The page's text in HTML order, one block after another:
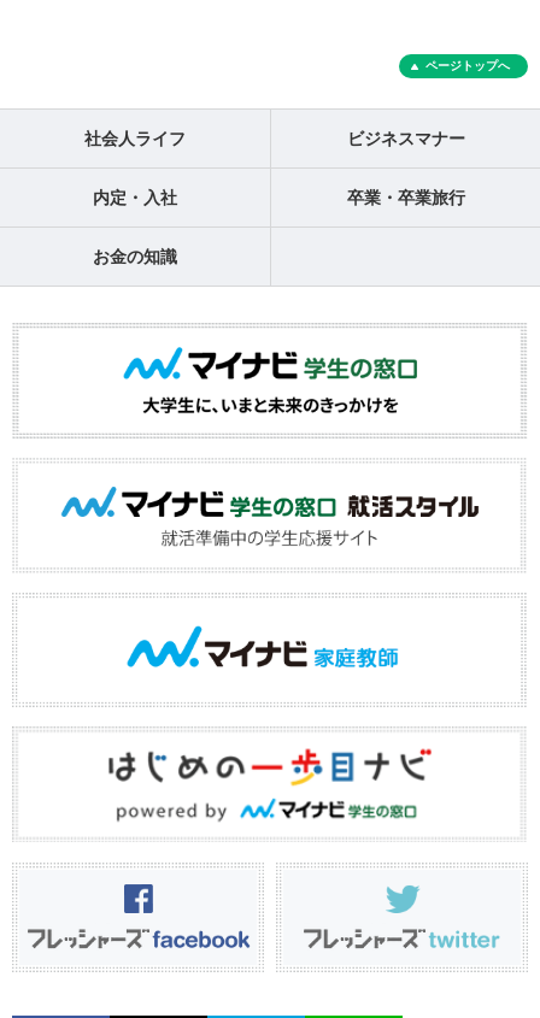
ページトップへ
社会人ライフ ビジネスマナー
内定・入社 卒業・卒業旅行
お金の知識